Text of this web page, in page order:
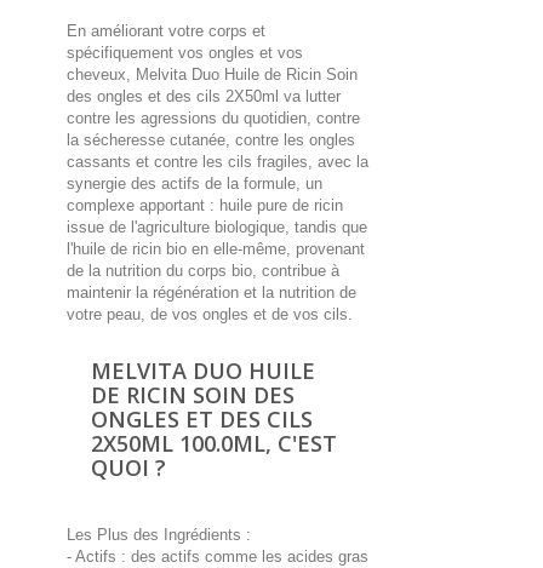
En améliorant votre corps et
spécifiquement vos ongles et vos
cheveux, Melvita Duo Huile de Ricin Soin
des ongles et des cils 2X50ml va lutter
contre les agressions du quotidien, contre
la sécheresse cutanée, contre les ongles
cassants et contre les cils fragiles, avec la
synergie des actifs de la formule, un
complexe apportant : huile pure de ricin
issue de l'agriculture biologique, tandis que
l'huile de ricin bio en elle-même, provenant
de la nutrition du corps bio, contribue à
maintenir la régénération et la nutrition de
votre peau, de vos ongles et de vos cils.
MELVITA DUO HUILE
DE RICIN SOIN DES
ONGLES ET DES CILS
2X50ML 100.0ML, C'EST
QUOI ?
Les Plus des Ingrédients :
- Actifs : des actifs comme les acides gras